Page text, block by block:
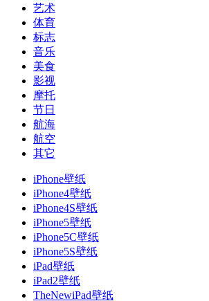
艺术
体育
标志
音乐
美食
影视
摩托
节日
航海
航空
其它
iPhone壁纸
iPhone4壁纸
iPhone4S壁纸
iPhone5壁纸
iPhone5C壁纸
iPhone5S壁纸
iPad壁纸
iPad2壁纸
TheNewiPad壁纸